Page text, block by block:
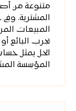
متنوعة من
المشترية. وفي
المبيعات
يجرب البائع
الحل يمثل
المؤسسة